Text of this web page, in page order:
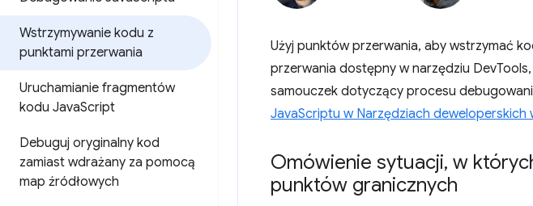
Wstrzymywanie kodu z
punktami przerwania
Uruchamianie fragmentów
kodu JavaScript
Debuguj oryginalny kod
zamiast wdrażany za pomocą
map źródłowych
Użyj punktów przerwania, aby wstrzymać
przerwania dostępny w narzędziu
samouczek dotyczący procesu
JavaScriptu w Narzędziach deweloperskich
Omówienie sytuacji, w
punktów granicznych